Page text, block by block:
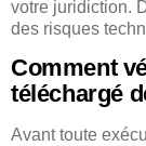
votre juridiction.
des risques
Comment
téléchargé
Avant toute